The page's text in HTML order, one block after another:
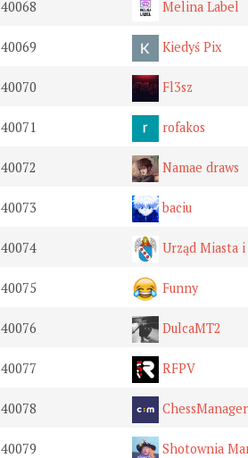
40068 Melina Label
40069 Kiedyś Pix
40070 Fl3sz
40071 rofakos
40072 Namae draws
40073 baciu
40074 Urząd Miasta
40075 Funny
40076 DulcaMT2
40077 RFPV
40078
40079 Shotownia